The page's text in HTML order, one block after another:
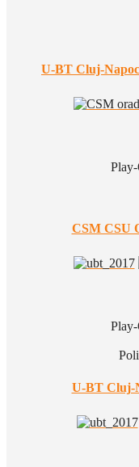
U-BT Cluj-
CSM CSU
U-BT Cluj-